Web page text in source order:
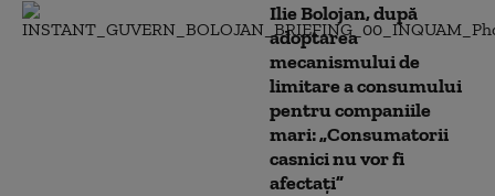
Ilie Bolojan, după
adoptarea
mecanismului de
limitare a consumului
pentru companiile
mari: „Consumatorii
casnici nu vor fi
afectați”